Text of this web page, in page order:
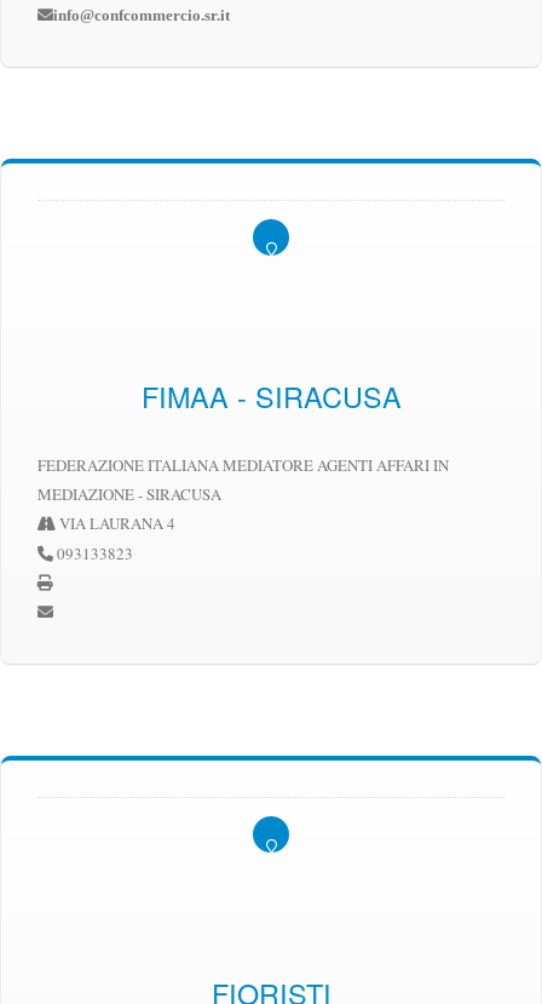
info@confcommercio.sr.it
FIMAA - SIRACUSA
FEDERAZIONE ITALIANA MEDIATORE AGENTI AFFARI IN
MEDIAZIONE - SIRACUSA
VIA LAURANA 4
093133823
FIORISTI